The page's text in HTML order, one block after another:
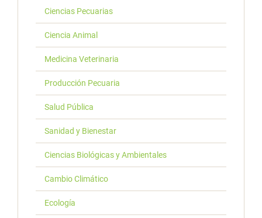
Ciencias Pecuarias
Ciencia Animal
Medicina Veterinaria
Producción Pecuaria
Salud Pública
Sanidad y Bienestar
Ciencias Biológicas y Ambientales
Cambio Climático
Ecología